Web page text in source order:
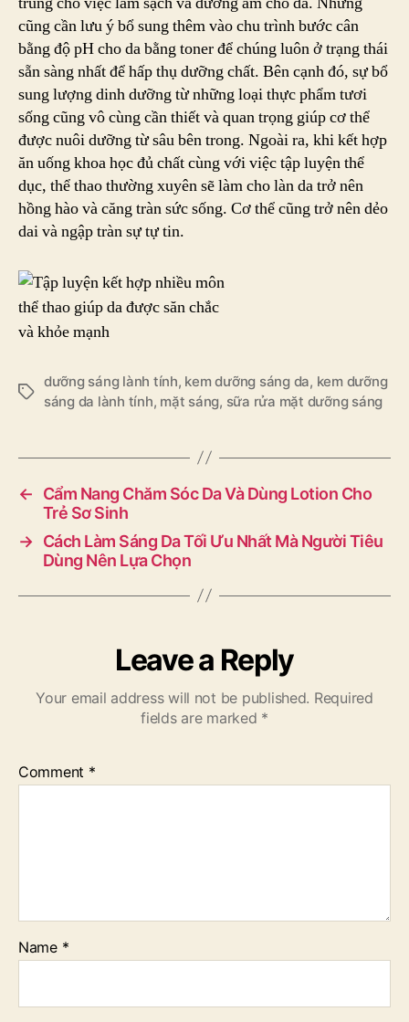
cũng cần lưu ý bổ sung thêm vào chu trình bước cân
bằng độ pH cho da bằng toner để chúng luôn ở trạng thái
sẵn sàng nhất để hấp thụ dưỡng chất. Bên cạnh đó, sự bổ
sung lượng dinh dưỡng từ những loại thực phẩm tươi
sống cũng vô cùng cần thiết và quan trọng giúp cơ thể
được nuôi dưỡng từ sâu bên trong. Ngoài ra, khi kết hợp
ăn uống khoa học đủ chất cùng với việc tập luyện thể
dục, thể thao thường xuyên sẽ làm cho làn da trở nên
hồng hào và căng tràn sức sống. Cơ thể cũng trở nên dẻo
dai và ngập tràn sự tự tin.
Tags
dưỡng sáng lành tính, kem dưỡng sáng da, kem dưỡng
sáng da lành tính, mặt sáng, sữa rửa mặt dưỡng sáng
←
Cẩm Nang Chăm Sóc Da Và Dùng Lotion Cho
Trẻ Sơ Sinh
→ Cách Làm Sáng Da Tối Ưu Nhất Mà Người Tiêu
Dùng Nên Lựa Chọn
Leave a Reply
Your email address will not be published. Required
fields are marked *
Comment *
Name *